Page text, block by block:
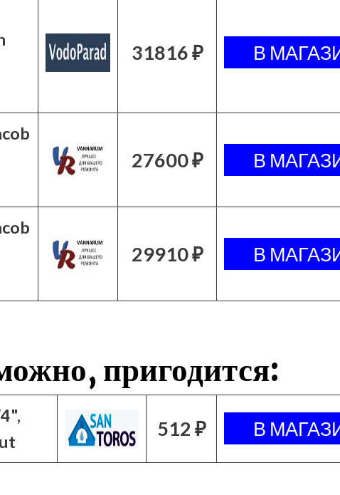
31816 ₽
27600 ₽
29910 ₽
пригодится:
512 ₽